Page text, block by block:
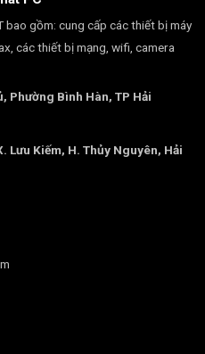
bao gồm: cung cấp các thiết bị máy
các thiết bị mạng, wifi, camera
Phường Bình Hàn, TP Hải
Lưu Kiếm, H. Thủy Nguyên, Hải